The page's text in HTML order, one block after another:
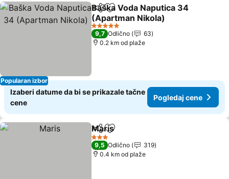
Popularan izbor
Deli Dodati u favorite
Baška Voda Naputica 34
(Apartman Nikola)
Pogledaj cene
5 Zvezdice
9,7 Odlično
63
0.2 km od plaže
Izaberi datume da bi se prikazale tačne
cene
Pogledaj cene
Deli Dodati u favorite
Maris
3 Zvezdice
9,5 Odlično
319
0.4 km od plaže